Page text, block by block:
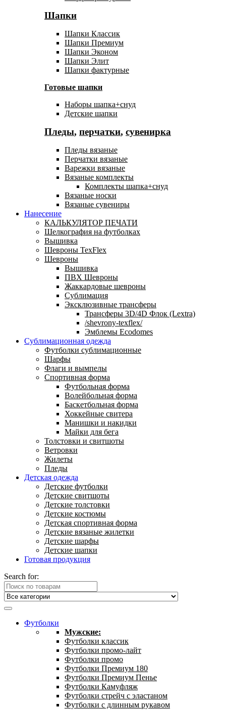
Шапки
Шапки Классик
Шапки Премиум
Шапки Эконом
Шапки Элит
Шапки фактурные
Готовые шапки
Наборы шапка+снуд
Детские шапки
Пледы, перчатки, сувенирка
Пледы вязаные
Перчатки вязаные
Варежки вязаные
Вязаные комплекты
Комплекты шапка+снуд
Вязаные носки
Вязаные сувениры
Нанесение
КАЛЬКУЛЯТОР ПЕЧАТИ
Шелкография на футболках
Вышивка
Шевроны TexFlex
Шевроны
Вышивка
ПВХ Шевроны
Жаккардовые шевроны
Сублимация
Эксклюзивные трансферы
Трансферы 3D/4D Флок (Lextra)
/shevrony-texflex/
Эмблемы Ecodomes
Сублимационная одежда
Футболки сублимационные
Шарфы
Флаги и вымпелы
Спортивная форма
Футбольная форма
Волейбольная форма
Баскетбольная форма
Хоккейные свитера
Манишки и накидки
Майки для бега
Толстовки и свитшоты
Ветровки
Жилеты
Пледы
Детская одежда
Детские футболки
Детские свитшоты
Детские толстовки
Детские костюмы
Детская спортивная форма
Детские вязаные жилетки
Детские шарфы
Детские шапки
Готовая продукция
Search for:
Футболки
Мужские:
Футболки классик
Футболки промо-лайт
Футболки промо
Футболки Премиум 180
Футболки Премиум Пенье
Футболки Камуфляж
Футболки стрейч с эластаном
Футболки с длинным рукавом